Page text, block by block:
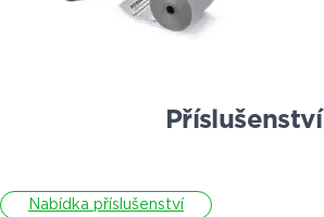
Příslušenství
Nabídka příslušenství